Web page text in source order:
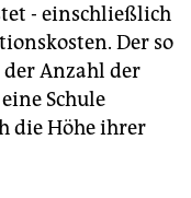
- einschließlich
Der so
Anzahl der
Schule
die Höhe ihrer